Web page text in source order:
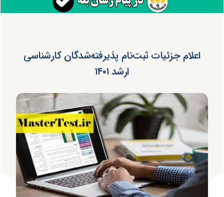
اعلام جزئیات ثبت‌نام پذیرفته‌شدگان کارشناسی
ارشد ۱۴۰۱